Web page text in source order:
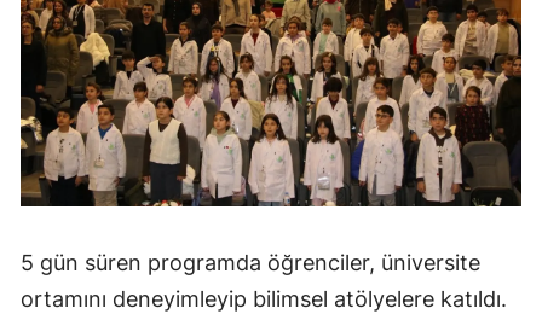
5 gün süren programda öğrenciler, üniversite
ortamını deneyimleyip bilimsel atölyelere katıldı.